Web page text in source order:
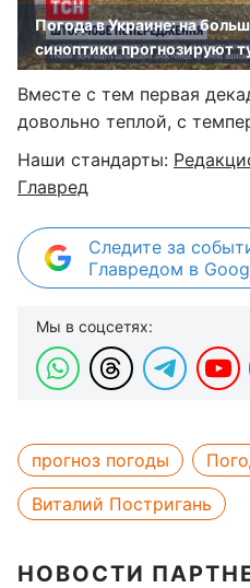
Погода в Украине: на
синоптики прогнозируют
Вместе с тем первая
довольно теплой, с
Наши стандарты:
Главред
Следите за
Главредом в
Мы в соцсетях:
прогноз погоды
Виталий Постригань
НОВОСТИ